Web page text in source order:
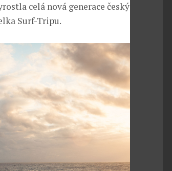
celá nová generace českých
Surf-Tripu.